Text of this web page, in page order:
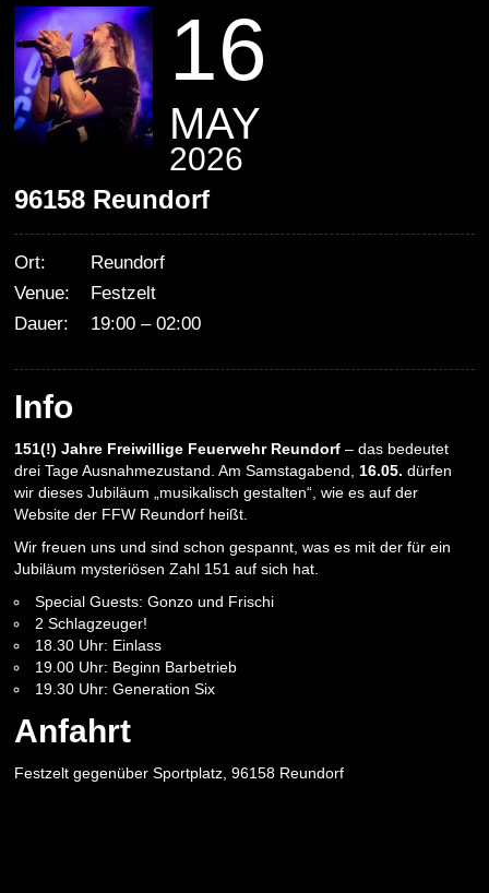
16
MAY
2026
96158 Reundorf
Ort:
Reundorf
Venue:
Festzelt
Dauer:
19:00 – 02:00
Info
151(!) Jahre Freiwillige Feuerwehr Reundorf – das bedeutet
drei Tage Ausnahmezustand. Am Samstagabend,16.05. dürfen
wir dieses Jubiläum „musikalisch gestalten“, wie es auf der
Website der FFW Reundorf heißt.
Wir freuen uns und sind schon gespannt, was es mit der für ein
Jubiläum mysteriösen Zahl 151 auf sich hat.
Special Guests: Gonzo und Frischi
2 Schlagzeuger!
18.30 Uhr: Einlass
19.00 Uhr: Beginn Barbetrieb
19.30 Uhr: Generation Six
Anfahrt
Festzelt gegenüber Sportplatz, 96158 Reundorf